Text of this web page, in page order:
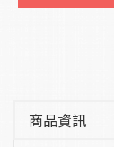
商品資訊